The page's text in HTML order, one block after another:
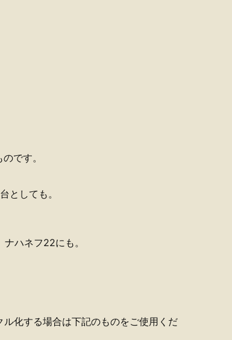
です。
としても。
ハネフ22にも。
化する場合は下記のものをご使用くだ